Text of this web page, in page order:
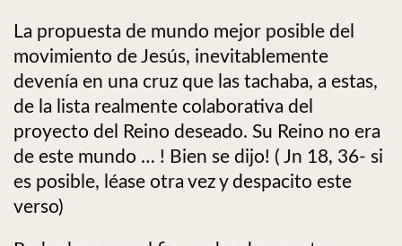
La propuesta de mundo mejor posible del
movimiento de Jesús, inevitablemente
devenía en una cruz que las tachaba, a estas,
de la lista realmente colaborativa del
proyecto del Reino deseado. Su Reino no era
de este mundo … ! Bien se dijo! ( Jn 18, 36- si
es posible, léase otra vez y despacito este
verso)